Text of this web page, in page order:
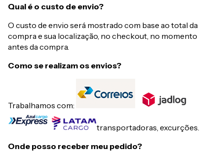
Qual é o custo de envio?
O custo de envio será mostrado com base ao total da
compra e sua localização, no checkout, no momento
antes da compra.
Como se realizam os envios?
Trabalhamos com:
transportadoras, excurções.
Onde posso receber meu pedido?